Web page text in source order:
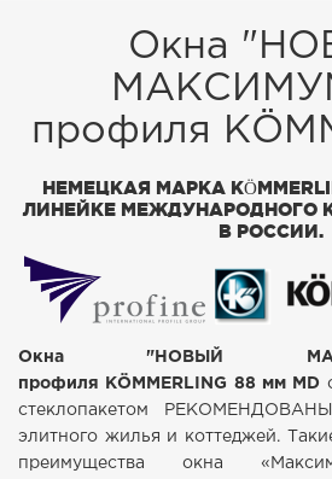
Окна
профиля
НЕМЕЦКАЯ МАРКА
ЛИНЕЙКЕ МЕЖДУНАРОДНОГО
В РОССИИ.
Окна "НОВЫЙ
профиля
KÖMMERLING 88 мм MD
стеклопакетом РЕКОМЕНДОВАНЫ
элитного жилья и коттеджей.
преимущества окна